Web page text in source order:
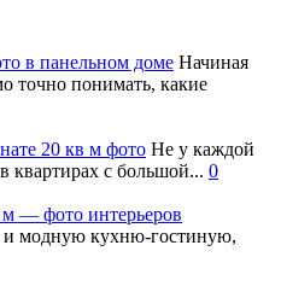
в панельном доме Начиная
точно понимать, какие
20 кв м фото Не у каждой
квартирах с большой... 0
— фото интерьеров
модную кухню-гостиную,